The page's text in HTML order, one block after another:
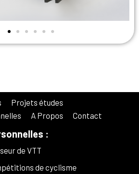
Projets études
A Propos Contact
:
de VTT
de cyclisme